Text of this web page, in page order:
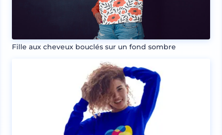
Fille aux cheveux bouclés sur un fond sombre